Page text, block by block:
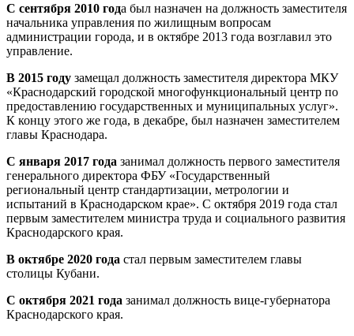
C сентября 2010 года был назначен на должность заместителя
начальника управления по жилищным вопросам
администрации города, и в октябре 2013 года возглавил это
управление.
В 2015 году замещал должность заместителя директора МКУ
«Краснодарский городской многофункциональный центр по
предоставлению государственных и муниципальных услуг».
К концу этого же года, в декабре, был назначен заместителем
главы Краснодара.
С января 2017 года занимал должность первого заместителя
генерального директора ФБУ «Государственный
региональный центр стандартизации, метрологии и
испытаний в Краснодарском крае». С октября 2019 года стал
первым заместителем министра труда и социального развития
Краснодарского края.
В октябре 2020 года стал первым заместителем главы
столицы Кубани.
С октября 2021 года занимал должность вице-губернатора
Краснодарского края.